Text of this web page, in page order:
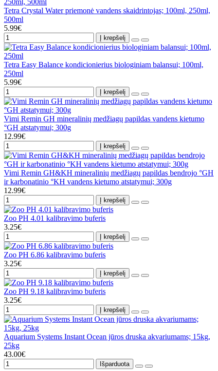
Tetra Crystal Water priemonė vandens skaidrintojas; 100ml, 250ml,
500ml
5.99€
Į krepšelį
Tetra Easy Balance kondicionierius biologiniam balansui; 100ml,
250ml
5.99€
Į krepšelį
Vimi Remin GH mineralinių medžiagų papildas vandens kietumo
°GH atstatymui; 300g
12.99€
Į krepšelį
Vimi Remin GH&KH mineralinių medžiagų papildas bendrojo °GH
ir karbonatinio °KH vandens kietumo atstatymui; 300g
12.99€
Į krepšelį
Zoo PH 4.01 kalibravimo buferis
3.25€
Į krepšelį
Zoo PH 6.86 kalibravimo buferis
3.25€
Į krepšelį
Zoo PH 9.18 kalibravimo buferis
3.25€
Į krepšelį
Aquarium Systems Instant Ocean jūros druska akvariumams; 15kg,
25kg
43.00€
Išparduota